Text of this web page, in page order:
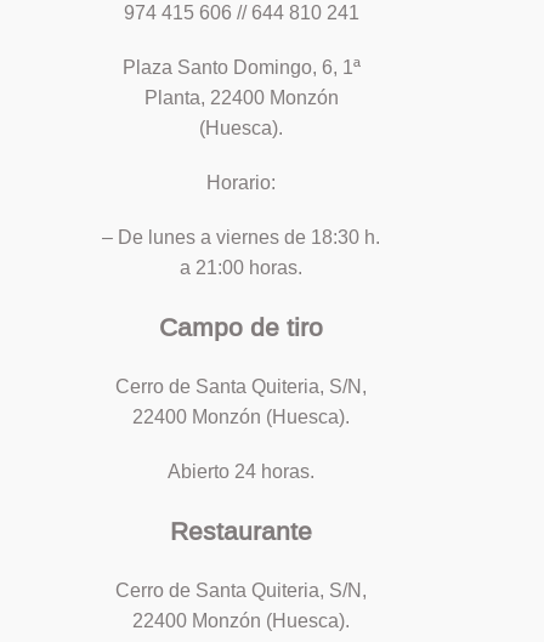
974 415 606 // 644 810 241
Plaza Santo Domingo, 6, 1ª
Planta, 22400 Monzón
(Huesca).
Horario:
– De lunes a viernes de 18:30 h.
a 21:00 horas.
Campo de tiro
Cerro de Santa Quiteria, S/N,
22400 Monzón (Huesca).
Abierto 24 horas.
Restaurante
Cerro de Santa Quiteria, S/N,
22400 Monzón (Huesca).